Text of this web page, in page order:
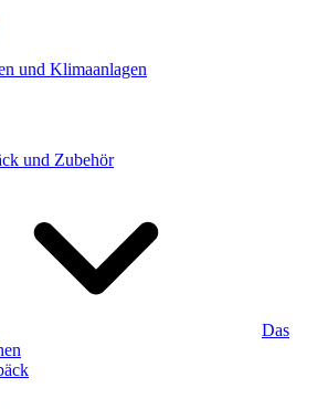
und Klimaanlagen
und Zubehör
Das